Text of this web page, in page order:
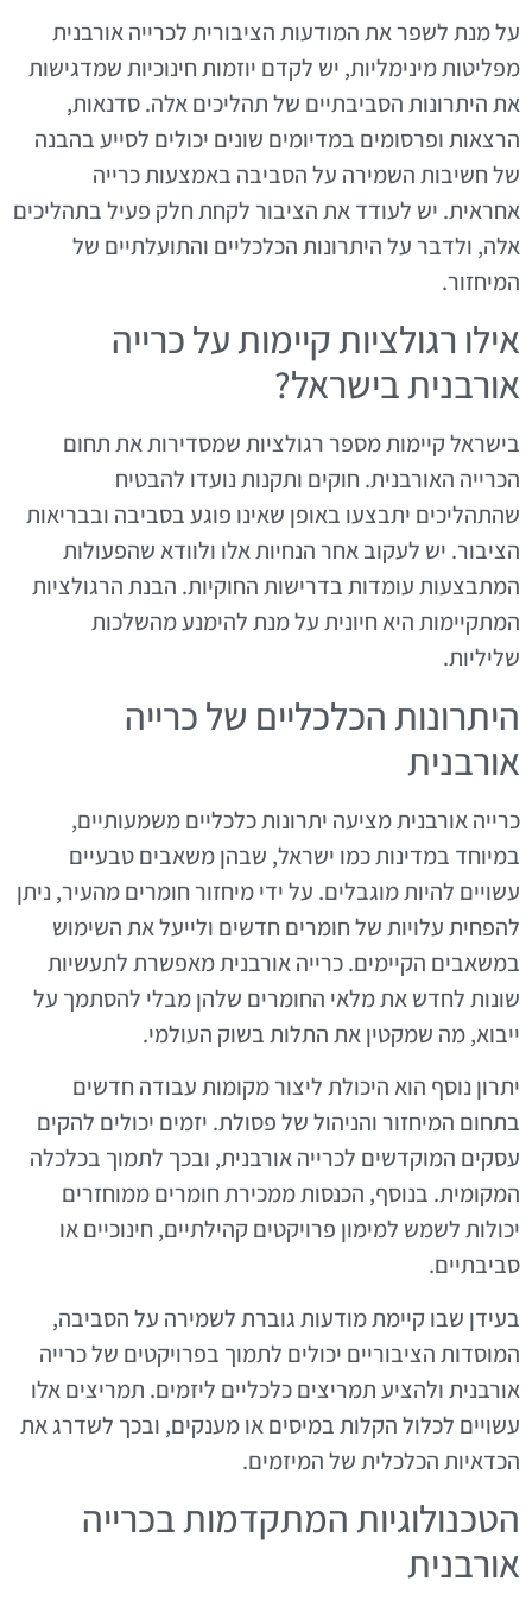
על מנת לשפר את המודעות הציבורית לכרייה אורבנית
מפליטות מינימליות, יש לקדם יוזמות חינוכיות שמדגישות
את היתרונות הסביבתיים של תהליכים אלה. סדנאות,
הרצאות ופרסומים במדיומים שונים יכולים לסייע בהבנה
של חשיבות השמירה על הסביבה באמצעות כרייה
אחראית. יש לעודד את הציבור לקחת חלק פעיל בתהליכים
אלה, ולדבר על היתרונות הכלכליים והתועלתיים של
המיחזור.
אילו רגולציות קיימות על כרייה
אורבנית בישראל?
בישראל קיימות מספר רגולציות שמסדירות את תחום
הכרייה האורבנית. חוקים ותקנות נועדו להבטיח
שהתהליכים יתבצעו באופן שאינו פוגע בסביבה ובבריאות
הציבור. יש לעקוב אחר הנחיות אלו ולוודא שהפעולות
המתבצעות עומדות בדרישות החוקיות. הבנת הרגולציות
המתקיימות היא חיונית על מנת להימנע מהשלכות
שליליות.
היתרונות הכלכליים של כרייה
אורבנית
כרייה אורבנית מציעה יתרונות כלכליים משמעותיים,
במיוחד במדינות כמו ישראל, שבהן משאבים טבעיים
עשויים להיות מוגבלים. על ידי מיחזור חומרים מהעיר, ניתן
להפחית עלויות של חומרים חדשים ולייעל את השימוש
במשאבים הקיימים. כרייה אורבנית מאפשרת לתעשיות
שונות לחדש את מלאי החומרים שלהן מבלי להסתמך על
ייבוא, מה שמקטין את התלות בשוק העולמי.
יתרון נוסף הוא היכולת ליצור מקומות עבודה חדשים
בתחום המיחזור והניהול של פסולת. יזמים יכולים להקים
עסקים המוקדשים לכרייה אורבנית, ובכך לתמוך בכלכלה
המקומית. בנוסף, הכנסות ממכירת חומרים ממוחזרים
יכולות לשמש למימון פרויקטים קהילתיים, חינוכיים או
סביבתיים.
בעידן שבו קיימת מודעות גוברת לשמירה על הסביבה,
המוסדות הציבוריים יכולים לתמוך בפרויקטים של כרייה
אורבנית ולהציע תמריצים כלכליים ליזמים. תמריצים אלו
עשויים לכלול הקלות במיסים או מענקים, ובכך לשדרג את
הכדאיות הכלכלית של המיזמים.
הטכנולוגיות המתקדמות בכרייה
אורבנית